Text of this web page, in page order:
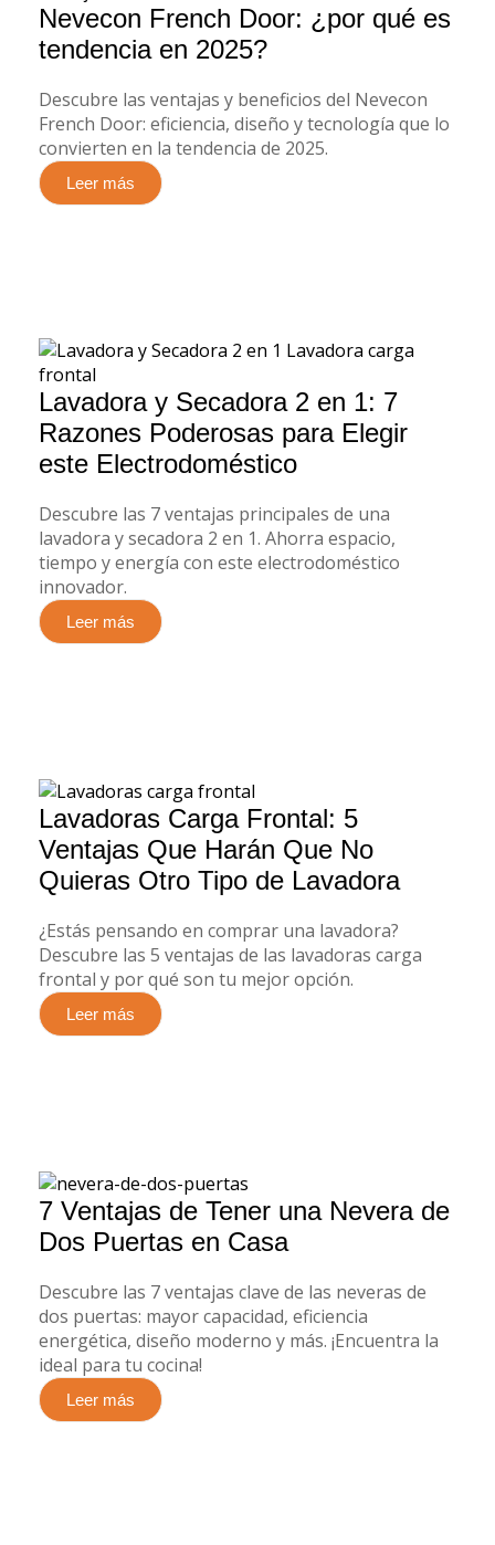
Nevecon French Door: ¿por qué es
tendencia en 2025?
Descubre las ventajas y beneficios del Nevecon
French Door: eficiencia, diseño y tecnología que lo
convierten en la tendencia de 2025.
Leer más
Lavadora y Secadora 2 en 1: 7
Razones Poderosas para Elegir
este Electrodoméstico
Descubre las 7 ventajas principales de una
lavadora y secadora 2 en 1. Ahorra espacio,
tiempo y energía con este electrodoméstico
innovador.
Leer más
Lavadoras Carga Frontal: 5
Ventajas Que Harán Que No
Quieras Otro Tipo de Lavadora
¿Estás pensando en comprar una lavadora?
Descubre las 5 ventajas de las lavadoras carga
frontal y por qué son tu mejor opción.
Leer más
7 Ventajas de Tener una Nevera de
Dos Puertas en Casa
Descubre las 7 ventajas clave de las neveras de
dos puertas: mayor capacidad, eficiencia
energética, diseño moderno y más. ¡Encuentra la
ideal para tu cocina!
Leer más